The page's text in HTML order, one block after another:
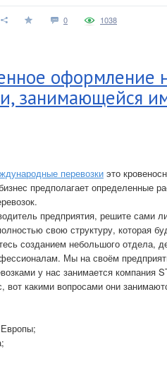
0 1038
оформление
занимающейся
перевозки это
предполагает определенные
предприятия, решите сами
свою структуру, которая
созданием небольшого отдела,
Мы на своём
у нас занимается компания
вот какими вопросами они
Европы;